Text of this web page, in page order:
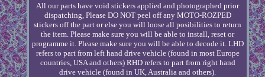
All our parts have void stickers applied and photographed prior
dispatching, Please DO NOT peel off any MOTO-ROZPED
stickers off the part or else you will loose all posibilities to return
the item. Please make sure you will be able to install, reset or
programme it. Please make sure you will be able to decode it. LHD
refers to part from left hand drive vehicle (found in most Europe
countries, USA and others) RHD refers to part from right hand
drive vehicle (found in UK, Australia and others).